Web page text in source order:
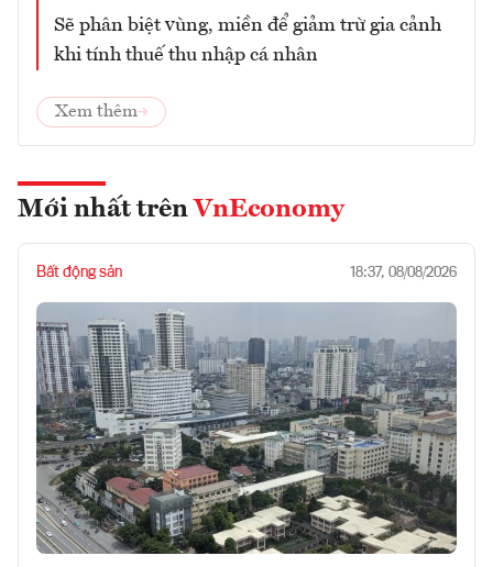
Sẽ phân biệt vùng, miền để giảm trừ gia cảnh
khi tính thuế thu nhập cá nhân
Xem thêm
Mới nhất trên VnEconomy
Bất động sản 18:37, 08/08/2026